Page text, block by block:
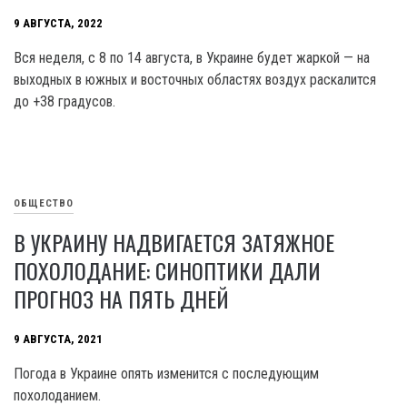
9 АВГУСТА, 2022
Вся неделя, с 8 по 14 августа, в Украине будет жаркой — на
выходных в южных и восточных областях воздух раскалится
до +38 градусов.
ОБЩЕСТВО
В УКРАИНУ НАДВИГАЕТСЯ ЗАТЯЖНОЕ
ПОХОЛОДАНИЕ: СИНОПТИКИ ДАЛИ
ПРОГНОЗ НА ПЯТЬ ДНЕЙ
9 АВГУСТА, 2021
Погода в Украине опять изменится с последующим
похолоданием.